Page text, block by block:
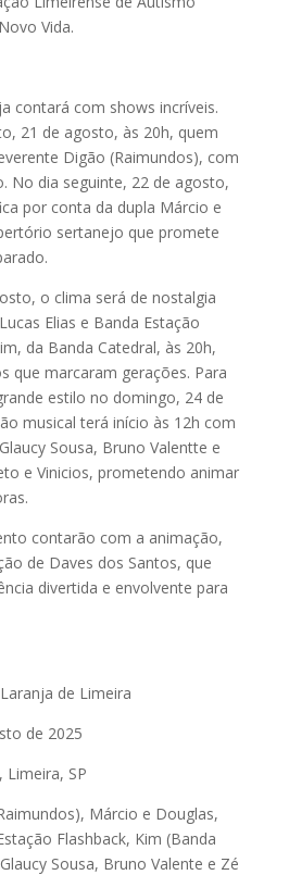
Vida.
contará com shows incríveis.
21 de agosto, às 20h, quem
Digão (Raimundos), com
No dia seguinte, 22 de agosto,
por conta da dupla Márcio e
sertanejo que promete
o clima será de nostalgia
Elias e Banda Estação
da Banda Catedral, às 20h,
que marcaram gerações. Para
estilo no domingo, 24 de
musical terá início às 12h com
Sousa, Bruno Valentte e
e Vinicios, prometendo animar
contarão com a animação,
de Daves dos Santos, que
divertida e envolvente para
de Limeira
de 2025
Limeira, SP
Márcio e Douglas,
Flashback, Kim (Banda
Sousa, Bruno Valente e Zé